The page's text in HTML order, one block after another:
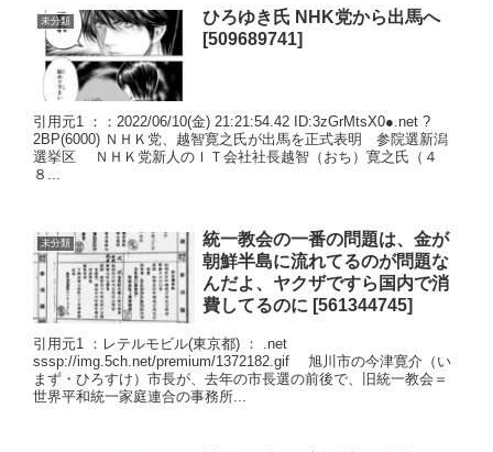
未分類
ひろゆき氏 NHK党から出馬へ
[509689741]
引用元1 ：：2022/06/10(金) 21:21:54.42 ID:3zGrMtsX0●.net ?
2BP(6000) ＮＨＫ党、越智寛之氏が出馬を正式表明 参院選新潟
選挙区 ＮＨＫ党新人のＩＴ会社社長越智（おち）寛之氏（４
８...
未分類
統一教会の一番の問題は、金が
朝鮮半島に流れてるのが問題な
んだよ、ヤクザですら国内で消
費してるのに [561344745]
引用元1 ：レテルモビル(東京都) ： .net
sssp://img.5ch.net/premium/1372182.gif 旭川市の今津寛介（い
まず・ひろすけ）市長が、去年の市長選の前後で、旧統一教会＝
世界平和統一家庭連合の事務所...